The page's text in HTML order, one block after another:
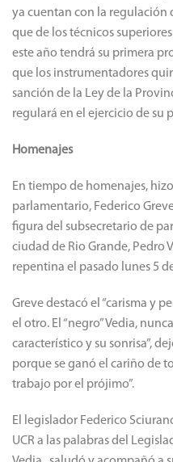
ya cuentan con la regulación
que de los técnicos
este año tendrá su primera
que los instrumentadores
sanción de la Ley de la
regulará en el ejercicio de su
Homenajes
En tiempo de homenajes,
parlamentario, Federico
figura del subsecretario de
ciudad de Rio Grande, Pedro
repentina el pasado lunes 5
Greve destacó el “carisma y
el otro. El “negro” Vedia,
característico y su sonrisa”,
porque se ganó el cariño de
trabajo por el prójimo”.
El legislador Federico
UCR a las palabras del